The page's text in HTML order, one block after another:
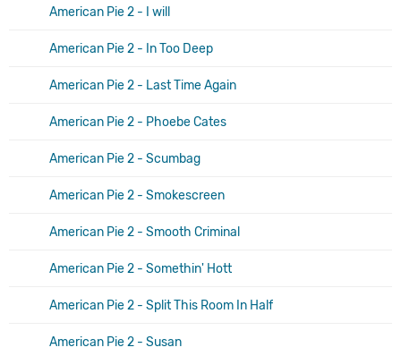
American Pie 2 - I will
American Pie 2 - In Too Deep
American Pie 2 - Last Time Again
American Pie 2 - Phoebe Cates
American Pie 2 - Scumbag
American Pie 2 - Smokescreen
American Pie 2 - Smooth Criminal
American Pie 2 - Somethin' Hott
American Pie 2 - Split This Room In Half
American Pie 2 - Susan